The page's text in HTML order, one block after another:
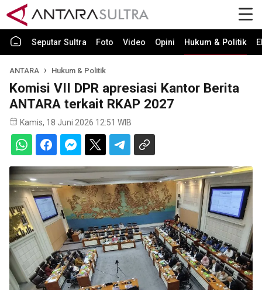
Seputar Sultra Foto Video Opini Hukum & Politik
ANTARA Hukum & Politik
Komisi VII DPR apresiasi Kantor Berita
ANTARA terkait RKAP 2027
Kamis, 18 Juni 2026 12:51 WIB